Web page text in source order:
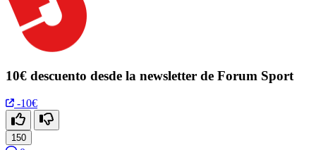
10€ descuento desde la newsletter de Forum Sport
-10€
150